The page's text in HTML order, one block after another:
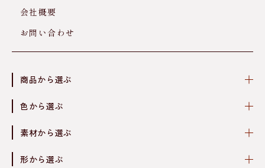
会社概要
お問い合わせ
商品から選ぶ
色から選ぶ
素材から選ぶ
形から選ぶ